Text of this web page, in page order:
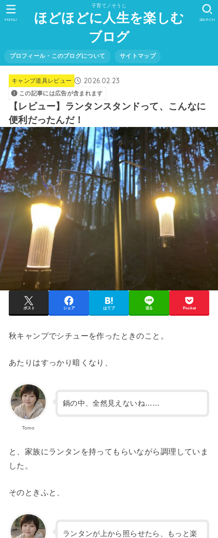
子育て／そうじ
ほどほどに人生を楽しむ
ブログ
プロフィール・このブログについて サイトマップ
SEARCH
MENU
キャンプ道具レビュー 2026.02.23
この記事には広告が含まれます
【レビュー】ランタンスタンドって、こんなに
便利だったんだ！
ポスト シェア はてブ 送る Pocket
秋キャンプでシチューを作ったときのこと。
あたりはすっかり暗くなり、
Tomo
鍋の中、全然見えないね……
と、家族にランタンを持ってもらいながら調理していま
した。
そのときふと、
ランタンが上から照らせたら、もっと楽